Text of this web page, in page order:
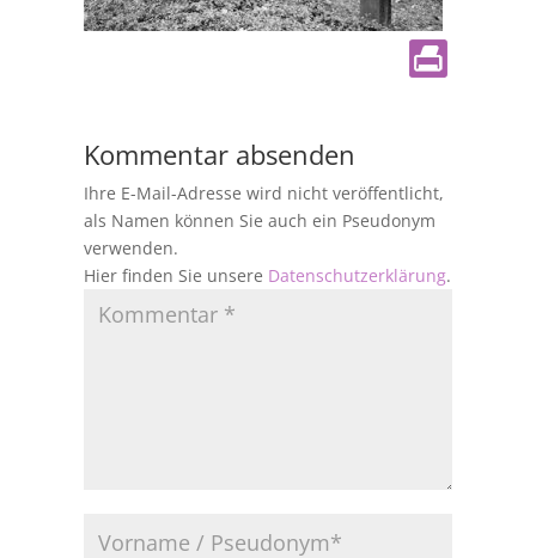
Kommentar absenden
Ihre E-Mail-Adresse wird nicht veröffentlicht,
als Namen können Sie auch ein Pseudonym
verwenden.
Hier finden Sie unsere Datenschutzerklärung.